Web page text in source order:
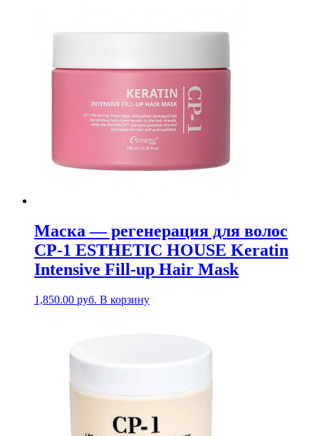
Маска — регенерация для волос
CP-1 ESTHETIC HOUSE Keratin
Intensive Fill-up Hair Mask
1,850.00 руб. В корзину